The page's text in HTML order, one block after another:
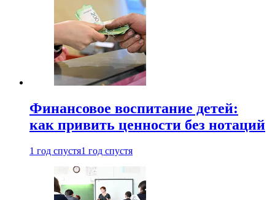
Финансовое воспитание детей:
как привить ценности без нотаций
1 год спустя1 год спустя